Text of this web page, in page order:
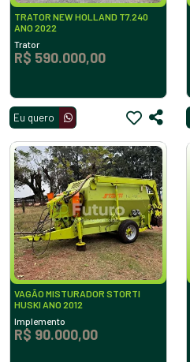
TRATOR NEW HOLLAND T7.240
ANO 2022
Trator
R$ 590.000,00
Eu quero
VAGÃO MISTURADOR STORTI
HUSKI ANO 2012
Implemento
R$ 90.000,00